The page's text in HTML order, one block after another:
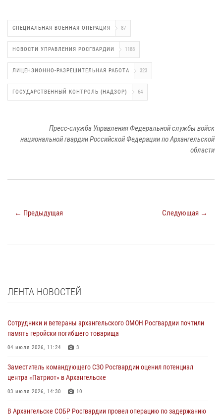
СПЕЦИАЛЬНАЯ ВОЕННАЯ ОПЕРАЦИЯ 87
НОВОСТИ УПРАВЛЕНИЯ РОСГВАРДИИ 1188
ЛИЦЕНЗИОННО-РАЗРЕШИТЕЛЬНАЯ РАБОТА 323
ГОСУДАРСТВЕННЫЙ КОНТРОЛЬ (НАДЗОР) 64
Пресс-служба Управления Федеральной службы войск
национальной гвардии Российской Федерации по Архангельской
области
← Предыдущая Следующая →
ЛЕНТА НОВОСТЕЙ
Сотрудники и ветераны архангельского ОМОН Росгвардии почтили
память геройски погибшего товарища
04 июля 2026, 11:24 3
Заместитель командующего СЗО Росгвардии оценил потенциал
центра «Патриот» в Архангельске
03 июля 2026, 14:30 10
В Архангельске СОБР Росгвардии провел операцию по задержанию